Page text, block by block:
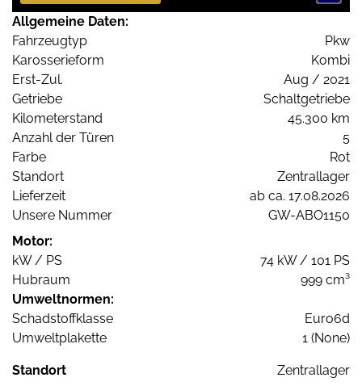
Allgemeine Daten:
Fahrzeugtyp
Pkw
Karosserieform
Kombi
Erst-Zul.
Aug / 2021
Getriebe
Schaltgetriebe
Kilometerstand
45.300 km
Anzahl der Türen
5
Farbe
Rot
Standort
Zentrallager
Lieferzeit
ab ca. 17.08.2026
Unsere Nummer
GW-ABO1150
Motor:
kW / PS
74 kW / 101 PS
Hubraum
999 cm³
Umweltnormen:
Schadstoffklasse
Euro6d
Umweltplakette
1 (None)
Standort Zentrallager